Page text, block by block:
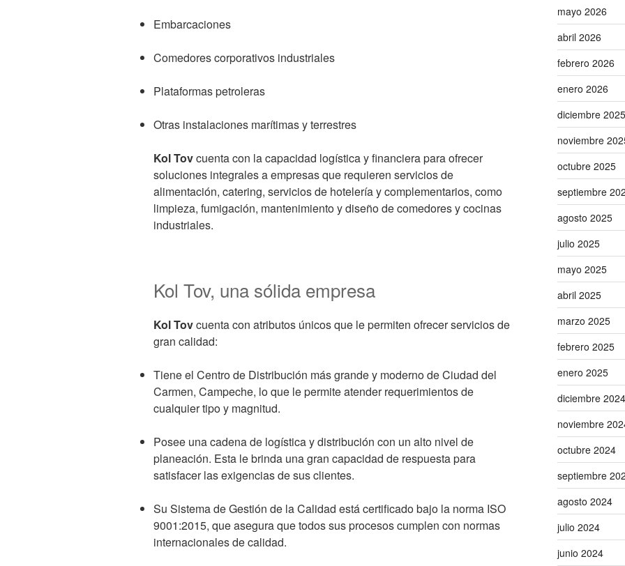
Embarcaciones
Comedores corporativos industriales
Plataformas petroleras
Otras instalaciones marítimas y terrestres
Kol Tovcuenta con la capacidad logística y financiera para ofrecer
soluciones integrales a empresas que requieren servicios de
alimentación, catering, servicios de hotelería y complementarios, como
limpieza, fumigación, mantenimiento y diseño de comedores y cocinas
industriales.
Kol Tov, una sólida empresa
Kol Tovcuenta con atributos únicos que le permiten ofrecer servicios de
gran calidad:
Tiene el Centro de Distribución más grande y moderno de Ciudad del
Carmen, Campeche, lo que le permite atender requerimientos de
cualquier tipo y magnitud.
Posee una cadena de logística y distribución con un alto nivel de
planeación. Esta le brinda una gran capacidad de respuesta para
satisfacer las exigencias de sus clientes.
Su Sistema de Gestión de la Calidad está certificado bajo la norma ISO
9001:2015, que asegura que todos sus procesos cumplen con normas
internacionales de calidad.
mayo 2026
abril 2026
febrero 2026
enero 2026
diciembre 2025
noviembre
octubre 2025
septiembre
agosto 2025
julio 2025
mayo 2025
abril 2025
marzo 2025
febrero 2025
enero 2025
diciembre 2024
noviembre
octubre 2024
septiembre
agosto 2024
julio 2024
junio 2024